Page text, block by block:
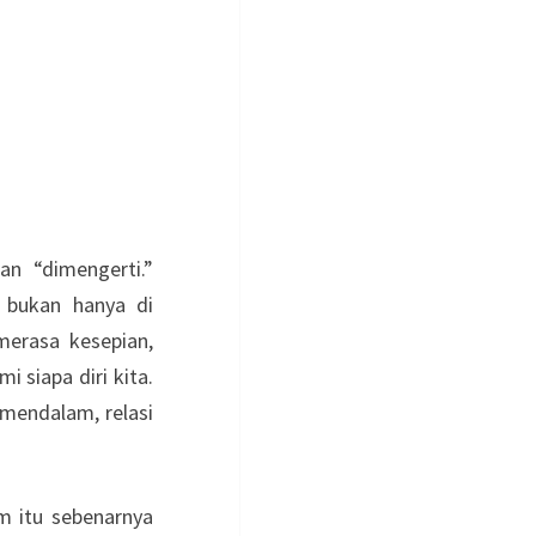
“dimengerti.”
hanya di
kesepian,
siapa diri kita.
relasi
itu sebenarnya